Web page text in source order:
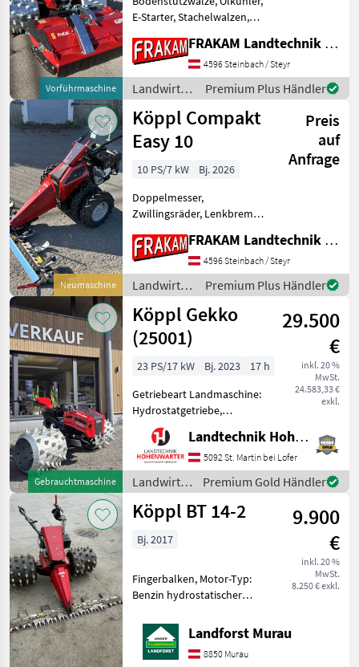
Vorführmaschine
E-Starter, Stachelwalzen,
ist der leistungsstarke
Einachser für extremste
Einsatzgebiete. Dank
tiefstem Schwerpunkt
FRAKAM Landtechnik GmbH
4596 Steinbach / Steyr
Landwirtsch.
Motorfahrzeuge
/ Köppl
Premium Plus Händler
Neumaschine
Köppl Compakt
Easy 10
Preis
auf
Anfrage
10 PS/7 kW
Bj. 2026
Doppelmesser,
Zwillingsräder, Lenkbremse
KÖPPL Compakt Easy ist
das Einstiegsgerät der
KÖPPL Hydrostaten. Für
den ambitionierten
Privatan
FRAKAM Landtechnik GmbH
4596 Steinbach / Steyr
Landwirtsch.
Motorfahrzeuge
/ Köppl
Premium Plus Händler
Gebrauchtmaschine
Köppl Gekko
(25001)
29.500
€
inkl. 20 %
MwSt.
24.583,33 €
exkl.
23 PS/17 kW Bj. 2023
17 h
Getriebeart Landmaschine:
Hydrostatgetriebe,
Zylinderanzahl: 2 Zylinder,
Motor-Typ: Benzin, E-
Starter, Kombigerät Köppl
Gekko Grundgerät >
Fahrantrieb: stufenloser
hydr
Landtechnik Hohenwarter GmbH
5092 St. Martin bei Lofer
Landwirtsch.
Motorfahrzeuge
/ Köppl
Premium Gold Händler
Köppl BT 14-2
9.900
€
inkl. 20 %
MwSt.
8.250 € exkl.
Bj. 2017
Fingerbalken, Motor-Typ:
Benzin hydrostatischer
Geschwindigkeit: 8km/h
Nennleistung: 9, 9 kW
Benzinverbrennungsmotor
Landforst Murau
8850 Murau